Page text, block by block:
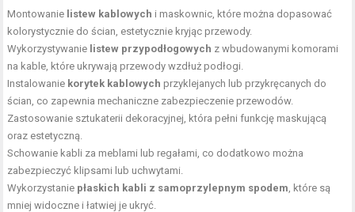
Montowanie listew kablowych i maskownic, które można dopasować
kolorystycznie do ścian, estetycznie kryjąc przewody.
Wykorzystywanie listew przypodłogowych z wbudowanymi komorami
na kable, które ukrywają przewody wzdłuż podłogi.
Instalowanie korytek kablowych przyklejanych lub przykręcanych do
ścian, co zapewnia mechaniczne zabezpieczenie przewodów.
Zastosowanie sztukaterii dekoracyjnej, która pełni funkcję maskującą
oraz estetyczną.
Schowanie kabli za meblami lub regałami, co dodatkowo można
zabezpieczyć klipsami lub uchwytami.
Wykorzystanie płaskich kabli z samoprzylepnym spodem , które są
mniej widoczne i łatwiej je ukryć.